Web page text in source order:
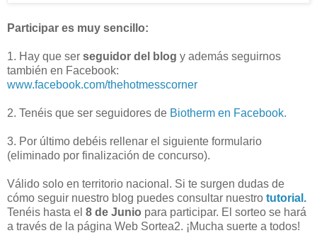
Participar es muy sencillo:
1. Hay que ser seguidor del blog y además seguirnos
también en Facebook:
www.facebook.com/thehotmesscorner
2. Tenéis que ser seguidores de Biotherm en Facebook.
3. Por último debéis rellenar el siguiente formulario
(eliminado por finalización de concurso).
Válido solo en territorio nacional. Si te surgen dudas de
cómo seguir nuestro blog puedes consultar nuestro tutorial.
Tenéis hasta el 8 de Junio para participar. El sorteo se hará
a través de la página Web Sortea2. ¡Mucha suerte a todos!